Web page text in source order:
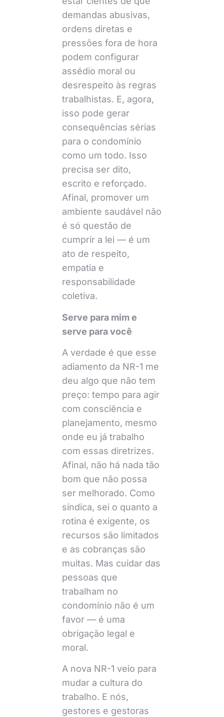
demandas abusivas,
ordens diretas e
pressões fora de hora
podem configurar
assédio moral ou
desrespeito às regras
trabalhistas. E, agora,
isso pode gerar
consequências sérias
para o condomínio
como um todo. Isso
precisa ser dito,
escrito e reforçado.
Afinal, promover um
ambiente saudável não
é só questão de
cumprir a lei — é um
ato de respeito,
empatia e
responsabilidade
coletiva.
Serve para mim e
serve para você
A verdade é que esse
adiamento da NR-1 me
deu algo que não tem
preço: tempo para agir
com consciência e
planejamento, mesmo
onde eu já trabalho
com essas diretrizes.
Afinal, não há nada tão
bom que não possa
ser melhorado. Como
síndica, sei o quanto a
rotina é exigente, os
recursos são limitados
e as cobranças são
muitas. Mas cuidar das
pessoas que
trabalham no
condomínio não é um
favor — é uma
obrigação legal e
moral.
A nova NR-1 veio para
mudar a cultura do
trabalho. E nós,
gestores e gestoras